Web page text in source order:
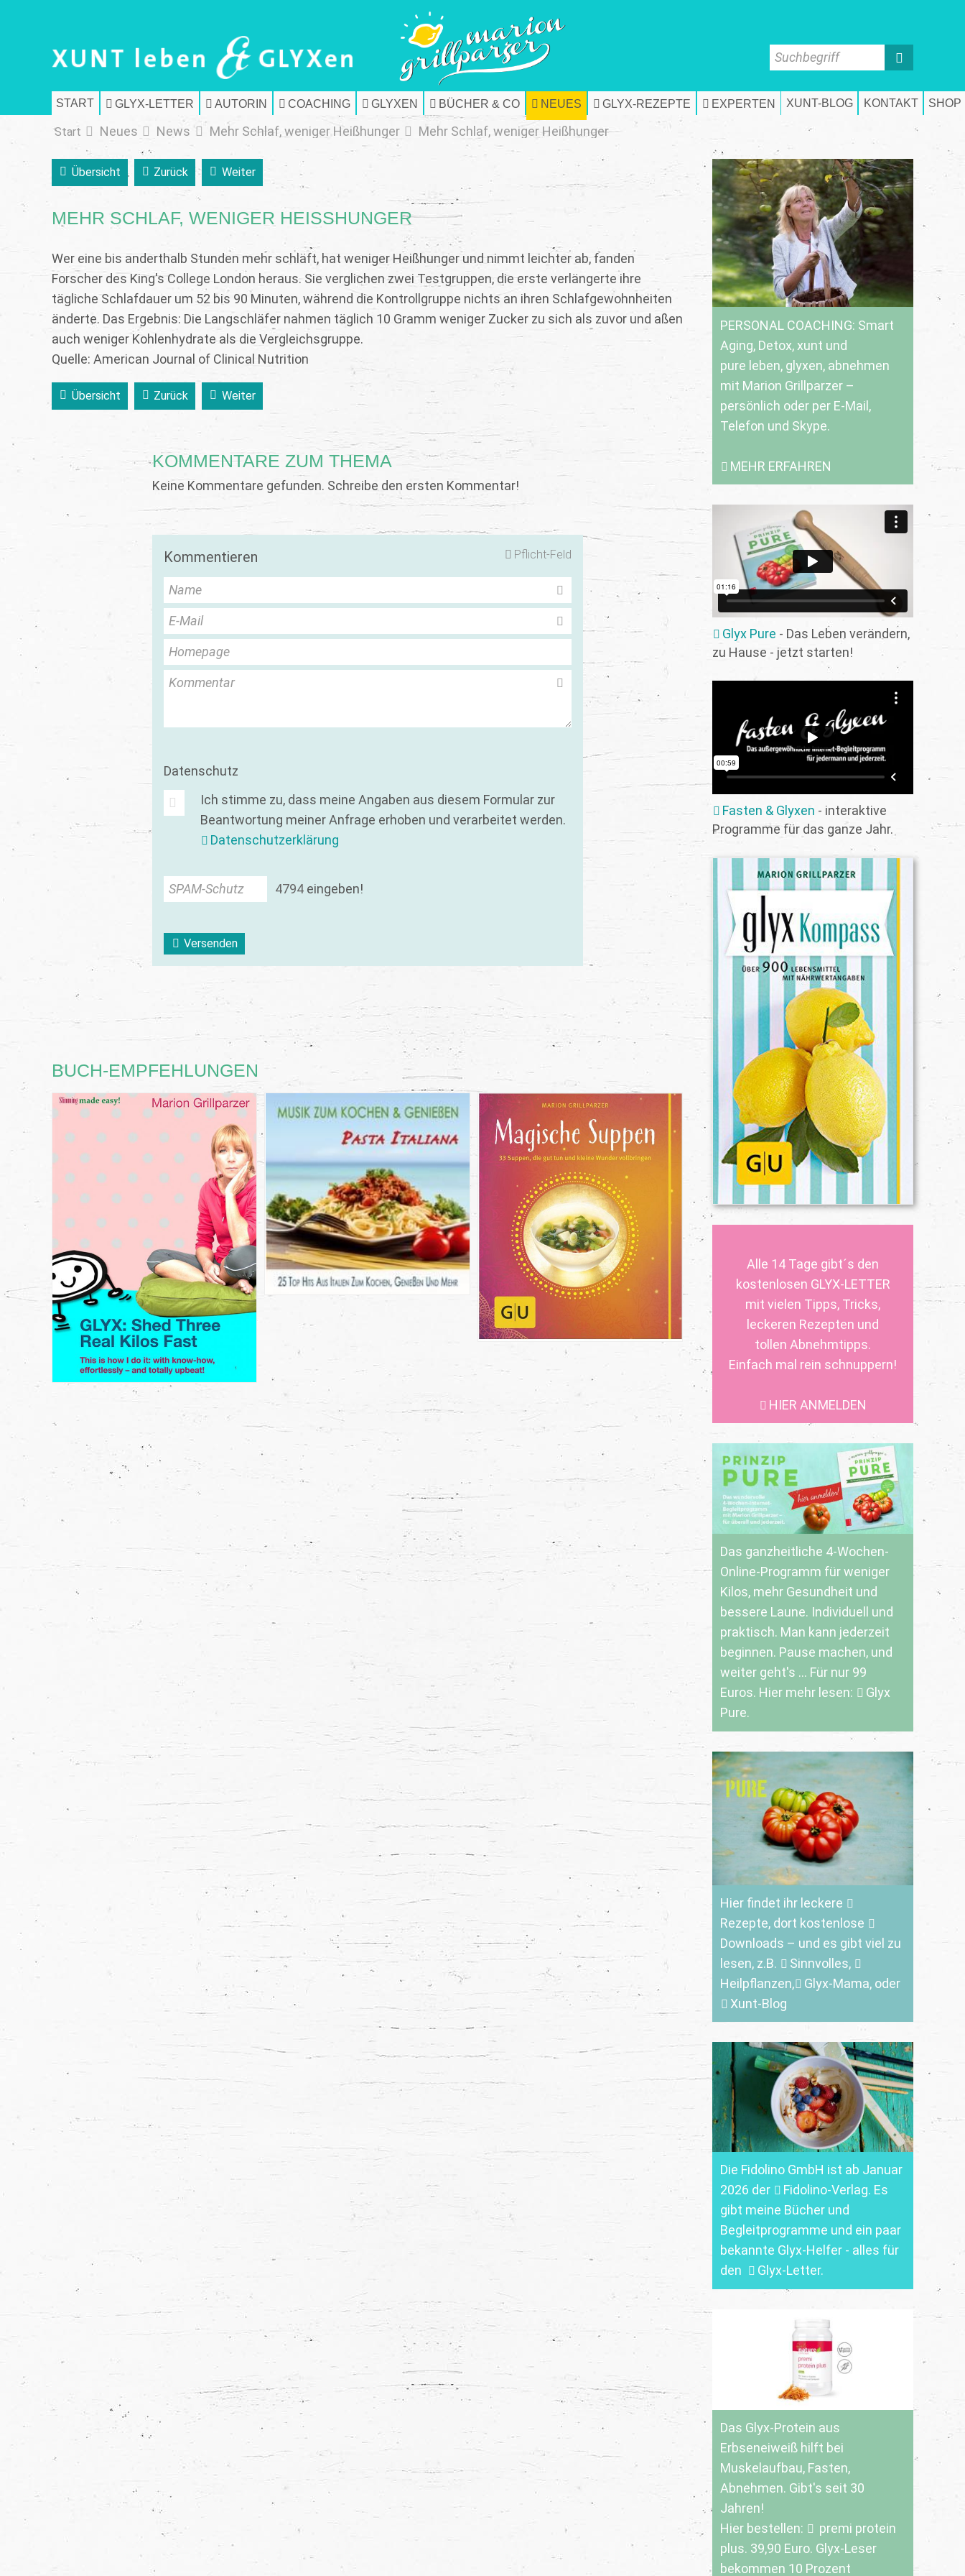
START GLYX-LETTER AUTORIN COACHING GLYXEN BÜCHER & CO NEUES GLYX-REZEPTE EXPERTEN XUNT-BLOG KONTAKT SHOP
Suchbegriff
Start Neues News Mehr Schlaf, weniger Heißhunger Mehr Schlaf, weniger Heißhunger
PERSONAL COACHING: Smart
Aging, Detox, xunt und
pure leben, glyxen, abnehmen
mit Marion Grillparzer –
persönlich oder per E-Mail,
Telefon und Skype.
MEHR ERFAHREN
Glyx Pure - Das Leben verändern,
zu Hause - jetzt starten!
Fasten & Glyxen - interaktive
Programme für das ganze Jahr.
Alle 14 Tage gibt´s den
kostenlosen GLYX-LETTER
mit vielen Tipps, Tricks,
leckeren Rezepten und
tollen Abnehmtipps.
Einfach mal rein schnuppern!
HIER ANMELDEN
Das ganzheitliche 4-Wochen-
Online-Programm für weniger
Kilos, mehr Gesundheit und
bessere Laune. Individuell und
praktisch. Man kann jederzeit
beginnen. Pause machen, und
weiter geht's ... Für nur 99
Euros. Hier mehr lesen:
Glyx
Pure.
Hier findet ihr leckere
Rezepte, dort kostenlose
Downloads – und es gibt viel zu
lesen, z.B.
Sinnvolles,
Heilpflanzen,
Glyx-Mama, oder
Xunt-Blog
Die Fidolino GmbH ist ab Januar
2026 der
Fidolino-Verlag. Es
gibt meine Bücher und
Begleitprogramme und ein paar
bekannte Glyx-Helfer - alles für
den
Glyx-Letter.
Das Glyx-Protein aus
Erbseneiweiß hilft bei
Muskelaufbau, Fasten,
Abnehmen. Gibt's seit 30
Jahren!
Hier bestellen:
premi protein
plus. 39,90 Euro. Glyx-Leser
bekommen 10 Prozent
Übersicht Zurück Weiter
MEHR SCHLAF, WENIGER HEISSHUNGER
Wer eine bis anderthalb Stunden mehr schläft, hat weniger Heißhunger und nimmt leichter ab, fanden
Forscher des King's College London heraus. Sie verglichen zwei Testgruppen, die erste verlängerte ihre
tägliche Schlafdauer um 52 bis 90 Minuten, während die Kontrollgruppe nichts an ihren Schlafgewohnheiten
änderte. Das Ergebnis: Die Langschläfer nahmen täglich 10 Gramm weniger Zucker zu sich als zuvor und aßen
auch weniger Kohlenhydrate als die Vergleichsgruppe.
Quelle: American Journal of Clinical Nutrition
Übersicht Zurück Weiter
KOMMENTARE ZUM THEMA
Keine Kommentare gefunden. Schreibe den ersten Kommentar!
Pflicht-Feld
Kommentieren
Name
E-Mail
Homepage
Kommentar
Datenschutz
Ich stimme zu, dass meine Angaben aus diesem Formular zur
Beantwortung meiner Anfrage erhoben und verarbeitet werden.
Datenschutzerklärung
SPAM-Schutz 4794 eingeben!
Versenden
BUCH-EMPFEHLUNGEN